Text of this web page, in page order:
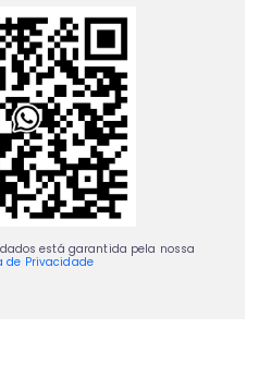
está garantida pela nossa
de Privacidade